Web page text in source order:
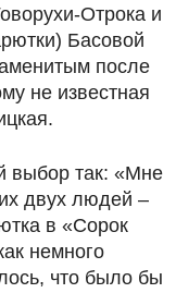
Отрока и
Басовой
после
не известная
выбор так: «Мне
двух людей –
в «Сорок
немного
что было бы